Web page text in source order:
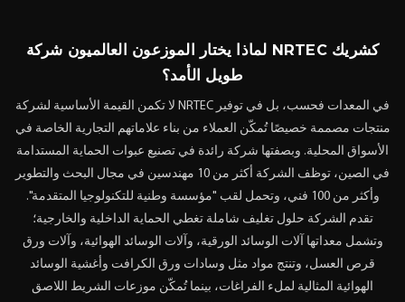
لماذا يختار الموزعون العالميون شركة NRTEC كشريك
طويل الأمد؟
لا تكمن القيمة الأساسية لشركة NRTEC في المعدات فحسب، بل في توفير
منتجات مصممة خصيصًا تُمكّن العملاء من بناء علاماتهم التجارية الخاصة في
الأسواق المحلية. وبصفتها شركة رائدة في تصنيع عبوات الحماية المستدامة
في الصين، توظف الشركة أكثر من 10 مهندسين في مجال البحث والتطوير
وأكثر من 100 فني، وتحمل لقب "مؤسسة وطنية للتكنولوجيا المتقدمة".
تقدم الشركة حلول تغليف شاملة تغطي الحماية الداخلية والخارجية؛
وتشمل معداتها آلات الوسائد الورقية، وآلات الوسائد الهوائية، وآلات ورق
قرص العسل، وتنتج مواد مثل وسادات ورق الكرافت وأغشية الوسائد
الهوائية المثالية لملء الفراغات، بينما تُمكّن موزعات الشريط اللاصق